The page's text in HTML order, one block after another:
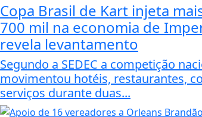
Copa Brasil de Kart injeta
700 mil na economia de
revela levantamento
Segundo a SEDEC a competição
movimentou hotéis, restaurantes,
serviços durante duas...